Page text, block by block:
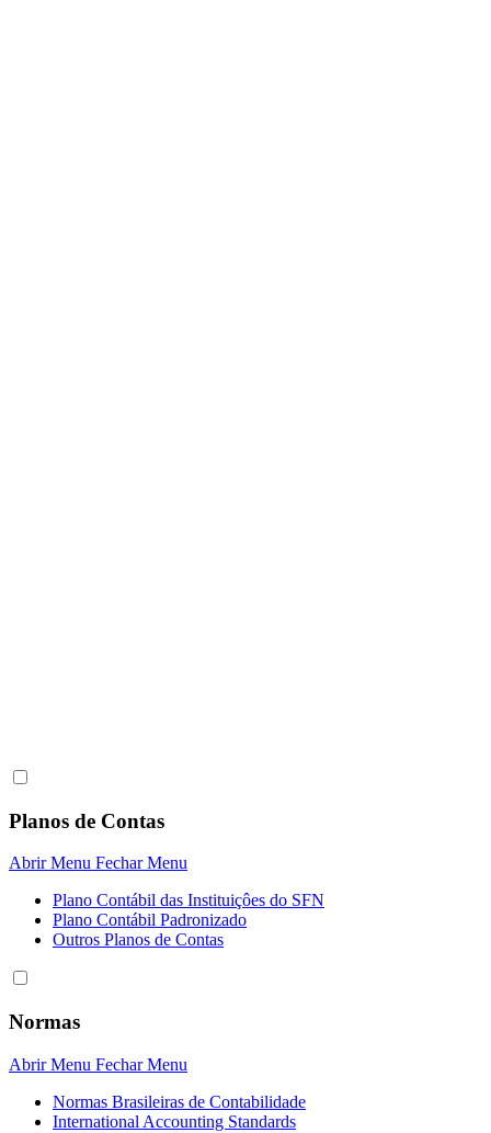
Planos de Contas
Abrir Menu Fechar Menu
Plano Contábil das Instituiçôes do SFN
Plano Contábil Padronizado
Outros Planos de Contas
Normas
Abrir Menu Fechar Menu
Normas Brasileiras de Contabilidade
International Accounting Standards